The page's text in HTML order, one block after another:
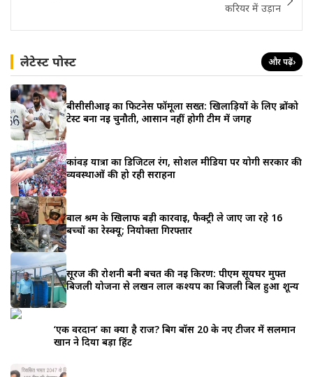
करियर में उड़ान
लेटेस्ट पोस्ट और पढ़ें›
बीसीसीआई का फिटनेस फॉर्मूला सख्त: खिलाड़ियों के लिए ब्रोंको
टेस्ट बना नई चुनौती, आसान नहीं होगी टीम में जगह
कांवड़ यात्रा का डिजिटल रंग, सोशल मीडिया पर योगी सरकार की
व्यवस्थाओं की हो रही सराहना
बाल श्रम के खिलाफ बड़ी कार्रवाई, फैक्ट्री ले जाए जा रहे 16
बच्चों का रेस्क्यू; नियोक्ता गिरफ्तार
सूरज की रोशनी बनी बचत की नई किरण: पीएम सूर्यघर मुफ्त
बिजली योजना से लखन लाल कश्यप का बिजली बिल हुआ शून्य
‘एक वरदान’ का क्या है राज? बिग बॉस 20 के नए टीजर में सलमान
खान ने दिया बड़ा हिंट